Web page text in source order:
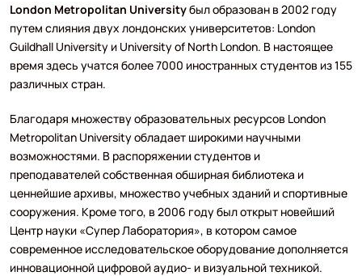
London Metropolitan Universityбыл образован в 2002 году
путем слияния двух лондонских университетов: London
Guildhall University и University of North London. В настоящее
время здесь учатся более 7000 иностранных студентов из 155
различных стран.
Благодаря множеству образовательных ресурсов London
Metropolitan University обладает широкими научными
возможностями. В распоряжении студентов и
преподавателей собственная обширная библиотека и
ценнейшие архивы, множество учебных зданий и спортивные
сооружения. Кроме того, в 2006 году был открыт новейший
Центр науки «Супер Лаборатория», в котором самое
современное исследовательское оборудование дополняется
инновационной цифровой аудио- и визуальной техникой.